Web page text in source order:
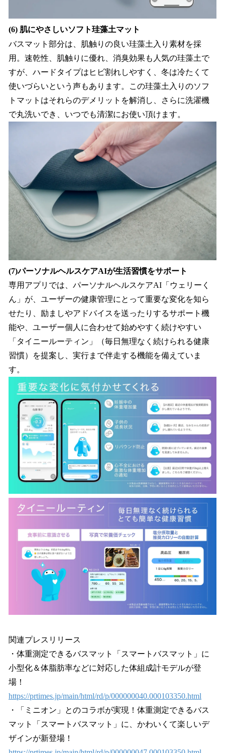
(6) 肌にやさしいソフト珪藻土マット
バスマット部分は、肌触りの良い珪藻土入り素材を採
用。速乾性、肌触りに優れ、消臭効果も人気の珪藻土で
すが、ハードタイプはヒビ割れしやすく、冬は冷たくて
使いづらいという声もあります。この珪藻土入りのソフ
トマットはそれらのデメリットを解消し、さらに洗濯機
で丸洗いでき、いつでも清潔にお使い頂けます。
(7)パーソナルヘルスケアAIが生活習慣をサポート
専用アプリでは、パーソナルヘルスケアAI「ウェリーく
ん」が、ユーザーの健康管理にとって重要な変化を知ら
せたり、励ましやアドバイスを送ったりするサポート機
能や、ユーザー個人に合わせて始めやすく続けやすい
「タイニールーティン」（毎日無理なく続けられる健康
習慣）を提案し、実行まで伴走する機能を備えていま
す。
関連プレスリリース
・体重測定できるバスマット「スマートバスマット」に
小型化＆体脂肪率などに対応した体組成計モデルが登
場！
https://prtimes.jp/main/html/rd/p/000000040.000103350.html
・「ミニオン」とのコラボが実現！体重測定できるバス
マット「スマートバスマット」に、かわいくて楽しいデ
ザインが新登場！